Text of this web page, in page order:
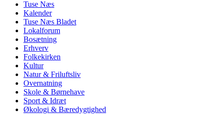
Tuse Næs
Kalender
Tuse Næs Bladet
Lokalforum
Bosætning
Erhverv
Folkekirken
Kultur
Natur & Friluftsliv
Overnatning
Skole & Børnehave
Sport & Idræt
Økologi & Bæredygtighed